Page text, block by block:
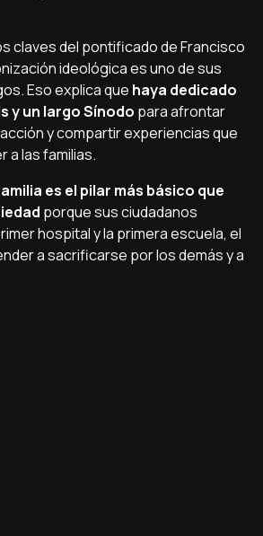
claves del pontificado de Francisco
ideológica es uno de sus
Eso explica que haya dedicado
y un largo Sí­nodo para afrontar
y compartir experiencias que
a las familias.
es el pilar más básico que
porque sus ciudadanos
hospital y la primera escuela, el
a sacrificarse por los demás y a